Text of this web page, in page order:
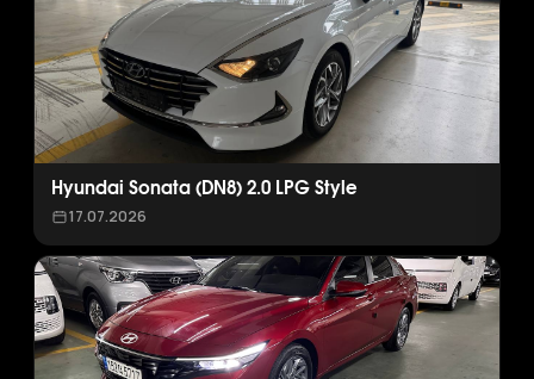
Hyundai Sonata (DN8) 2.0 LPG Style
17.07.2026